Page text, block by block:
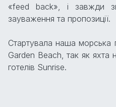
«feed back», і завжди
зауваження та пропозиції.
Стартувала наша
Garden Beach, так як яхта
готелів Sunrise.